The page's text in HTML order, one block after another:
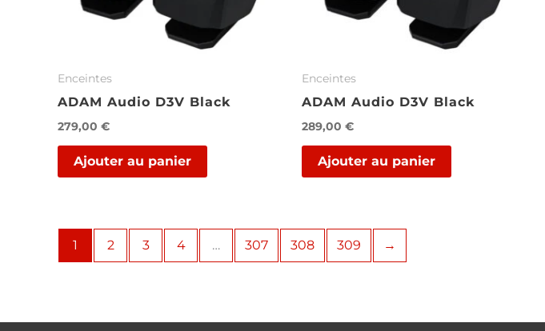
Enceintes
ADAM Audio D3V Black
279,00 €
Ajouter au panier
Enceintes
ADAM Audio D3V Black
289,00 €
Ajouter au panier
1 2 3 4 … 307 308 309 →